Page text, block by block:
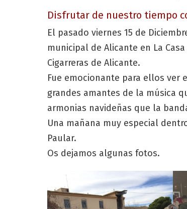
Disfrutar de nuestro tiempo
El pasado viernes 15 de
municipal de Alicante en La
Cigarreras de Alicante.
Fue emocionante para ellos ver
grandes amantes de la música
armonias navideñas que la
Una mañana muy especial
Paular.
Os dejamos algunas fotos.